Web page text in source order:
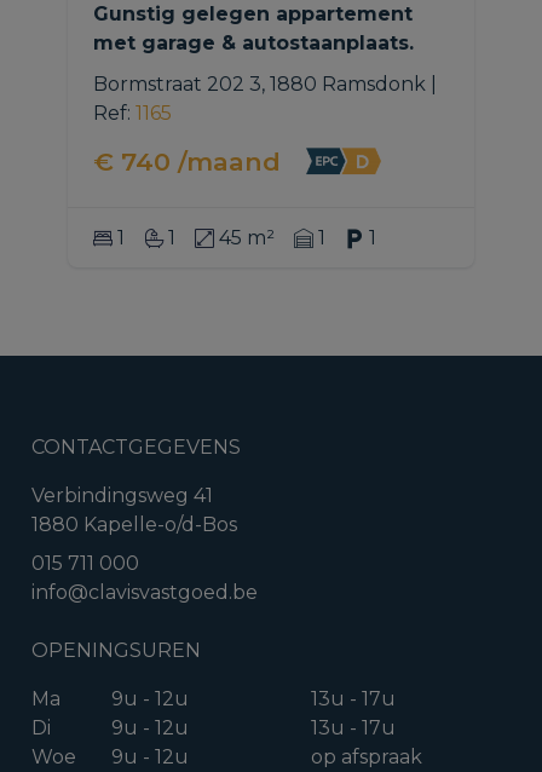
Gunstig gelegen appartement
met garage & autostaanplaats.
Bormstraat 202 3, 1880 Ramsdonk
Ref: 1165
€ 740 /maand
1 1 45 m² 1 1
CONTACTGEGEVENS
Verbindingsweg 41
1880 Kapelle-o/d-Bos
015 711 000
info@clavisvastgoed.be
OPENINGSUREN
Ma 9u - 12u
13u - 17u
Di
9u - 12u
13u - 17u
Woe
9u - 12u
op afspraak